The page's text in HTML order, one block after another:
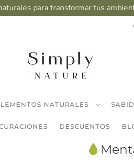
para transformar tus
NATURALES
DESCUENTOS